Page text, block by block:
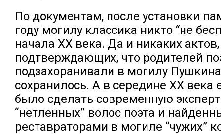
По документам, после установки
году могилу классика никто “не
начала ХХ века. Да и никаких актов,
подтверждающих, что родителей
подзахоранивали в могилу
сохранилось. А в середине XX века
было сделать современную
“нетленных” волос поэта и
реставраторами в могиле “чужих”